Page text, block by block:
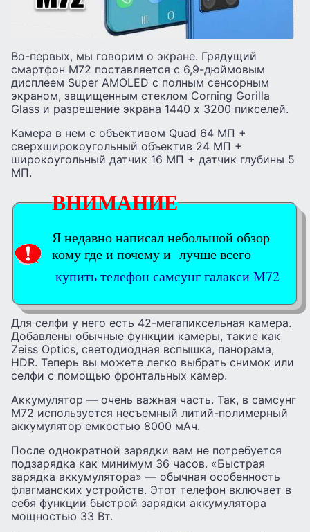
Во-первых, мы говорим о экране. Грядущий
смартфон М72 поставляется с 6,9-дюймовым
дисплеем Super AMOLED с полным сенсорным
экраном, защищенным стеклом Corning Gorilla
Glass и разрешение экрана 1440 x 3200 пикселей.
Камера в нем с объективом Quad 64 МП +
сверхширокоугольный объектив 24 МП +
широкоугольный датчик 16 МП + датчик глубины 5
МП.
ВНИМАНИЕ
Я недавно написал небольшой обзор
кому где и почему и лучше всего
купить телефон самсунг галакси М72
Для селфи у него есть 42-мегапиксельная камера.
Добавлены обычные функции камеры, такие как
Zeiss Optics, светодиодная вспышка, панорама,
HDR. Теперь вы можете легко выбрать снимок или
селфи с помощью фронтальных камер.
Аккумулятор — очень важная часть. Так, в самсунг
М72 используется несъемный литий-полимерный
аккумулятор емкостью 8000 мАч.
После однократной зарядки вам не потребуется
подзарядка как минимум 36 часов. «Быстрая
зарядка аккумулятора» — обычная особенность
флагманских устройств. Этот телефон включает в
себя функции быстрой зарядки аккумулятора
мощностью 33 Вт.